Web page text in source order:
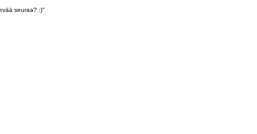
seuraa? :)”